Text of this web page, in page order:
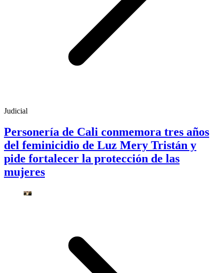
Judicial
Personería de Cali conmemora tres años
del feminicidio de Luz Mery Tristán y
pide fortalecer la protección de las
mujeres